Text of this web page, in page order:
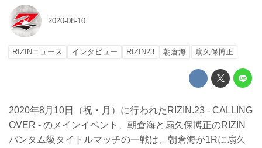
2020-08-10
RIZINニュース インタビュー RIZIN23 朝倉海 扇久保博正
2020年8月10日（祝・月）に行われたRIZIN.23 - CALLING
OVER - のメインイベント、朝倉海と扇久保博正のRIZIN
バンタム級タイトルマッチの一戦は、朝倉海が1Rに扇久